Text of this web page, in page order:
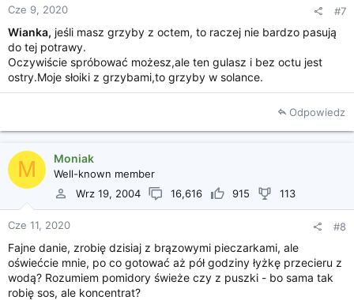
Cze 9, 2020 #7
Wianka, jeśli masz grzyby z octem, to raczej nie bardzo pasują
do tej potrawy.
Oczywiście spróbować możesz,ale ten gulasz i bez octu jest
ostry.Moje słoiki z grzybami,to grzyby w solance.
Odpowiedz
M Moniak
Well-known member
Wrz 19, 2004
16,616 915 113
Cze 11, 2020 #8
Fajne danie, zrobię dzisiaj z brązowymi pieczarkami, ale
oświećcie mnie, po co gotować aż pół godziny łyżkę przecieru z
wodą? Rozumiem pomidory świeże czy z puszki - bo sama tak
robię sos, ale koncentrat?